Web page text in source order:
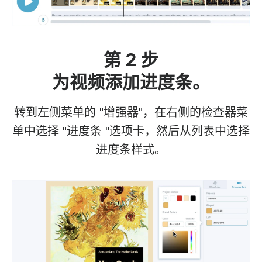
第 2 步
为视频添加进度条。
转到左侧菜单的 "增强器"，在右侧的检查器菜
单中选择 "进度条 "选项卡，然后从列表中选择
进度条样式。